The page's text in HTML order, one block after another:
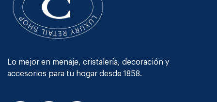
Lo mejor en menaje, cristalería, decoración y
accesorios para tu hogar desde 1858.